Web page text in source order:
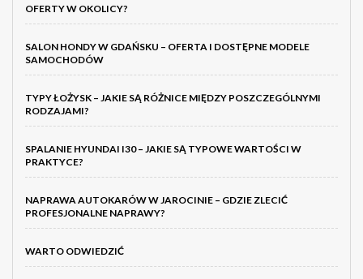
OFERTY W OKOLICY?
SALON HONDY W GDAŃSKU – OFERTA I DOSTĘPNE MODELE
SAMOCHODÓW
TYPY ŁOŻYSK – JAKIE SĄ RÓŻNICE MIĘDZY POSZCZEGÓLNYMI
RODZAJAMI?
SPALANIE HYUNDAI I30 – JAKIE SĄ TYPOWE WARTOŚCI W
PRAKTYCE?
NAPRAWA AUTOKARÓW W JAROCINIE – GDZIE ZLECIĆ
PROFESJONALNE NAPRAWY?
WARTO ODWIEDZIĆ